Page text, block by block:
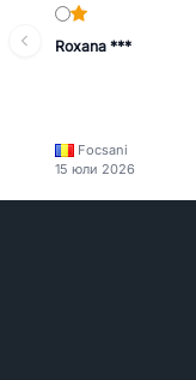
Roxana ***
Focsani
15 юли 2026